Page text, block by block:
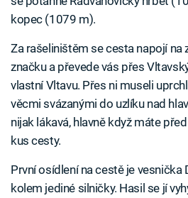
kopec (1079 m).
Za rašeliništěm se cesta napojí na
značku a převede vás přes
vlastní Vltavu. Přes ni museli
věcmi svázanými do uzlíku nad
nijak lákavá, hlavně když máte
kus cesty.
První osídlení na cestě je vesnička
kolem jediné silničky. Hasil se jí